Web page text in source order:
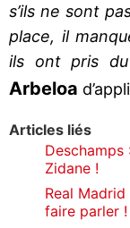
s’ils ne sont
place, il
ils ont pris
Arbeloa
Articles liés
Zidane !
Real
faire parler !